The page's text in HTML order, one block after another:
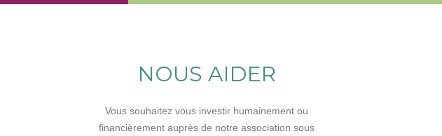
NOUS AIDER
Vous souhaitez vous investir humainement ou
financièrement auprès de notre association sous